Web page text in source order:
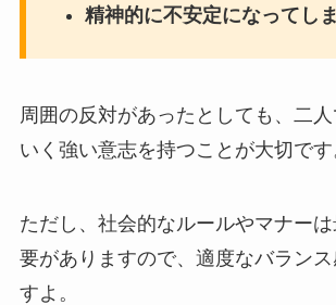
精神的に不安定になってし
周囲の反対があったとしても、二
いく強い意志を持つことが大切です
ただし、社会的なルールやマナー
要がありますので、適度なバラン
すよ。